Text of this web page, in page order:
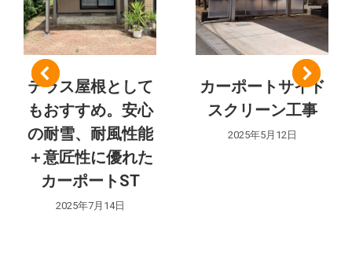
ゲ
ー
シ
ョ
ン
テラス屋根として
もおすすめ。安心
の耐雪、耐風性能
＋意匠性に優れた
カーポートST
2025年7月14日
カーポートサイド
スクリーン工事
2025年5月12日